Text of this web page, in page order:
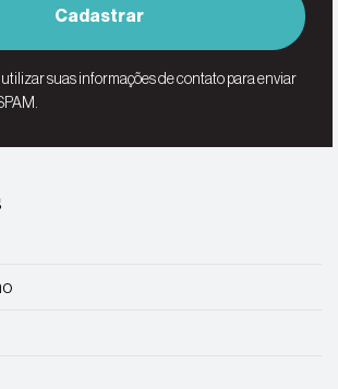
Cadastrar
suas informações de contato para enviar